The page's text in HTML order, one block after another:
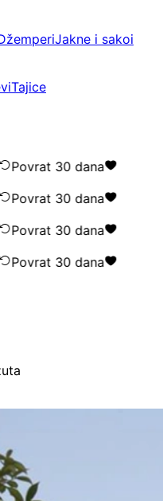
Jakne i sakoi
Tajice
Povrat 30 dana
Povrat 30 dana
Povrat 30 dana
Povrat 30 dana